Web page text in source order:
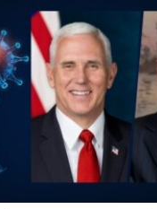
آمریکا ۲۰۲۴
به اسرائیل
آزادی